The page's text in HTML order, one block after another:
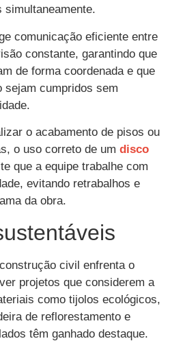
comunicação eficiente entre
constante, garantindo que
de forma coordenada e que
sejam cumpridos sem
o acabamento de pisos ou
o uso correto de um disco
que a equipe trabalhe com
evitando retrabalhos e
da obra.
civil enfrenta o
projetos que considerem a
como tijolos ecológicos,
de reflorestamento e
têm ganhado destaque.